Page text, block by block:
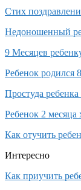
Стих
Недоношенный
9 Месяцев
Ребенок родился
Простуда ребенка
Ребенок 2
Как отучить
Интересно
Как приучить